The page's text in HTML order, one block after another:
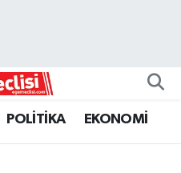
POLİTİKA EKONOMİ